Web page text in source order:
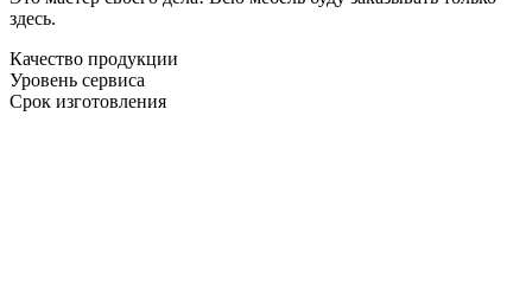
здесь.
Качество продукции
Уровень сервиса
Срок изготовления